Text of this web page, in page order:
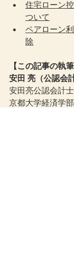
住宅ローン
ついて
ペアローン
除
【この記事の執筆
安田 亮（公認会
安田亮公認会計
京都大学経済学